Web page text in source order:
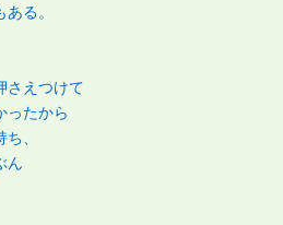
る。
さえつけて
ったから
、
ん